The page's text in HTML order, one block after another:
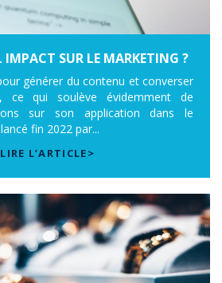
IMPACT SUR LE MARKETING ?
générer du contenu et converser
ce qui soulève évidemment de
sur son application dans le
fin 2022 par...
L’ARTICLE>